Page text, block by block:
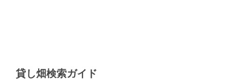
貸し畑検索ガイド